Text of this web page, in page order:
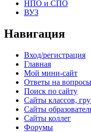
НПО и СПО
ВУЗ
Навигация
Вход/регистрация
Главная
Мой мини-сайт
Ответы на вопросы
Поиск по сайту
Сайты классов,
Сайты
Сайты коллег
Форумы